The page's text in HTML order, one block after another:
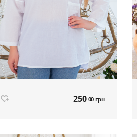
250.00 грн
Сорочка-туніка білий артикул 564